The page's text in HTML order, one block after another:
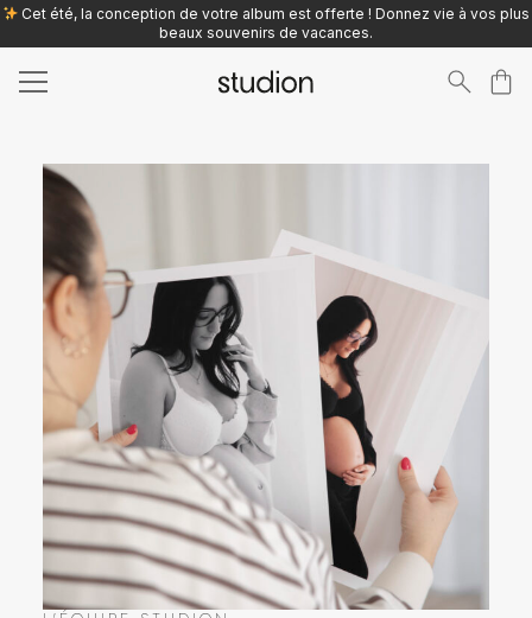
Cet été, la conception de votre album est offerte ! Donnez vie à vos plus
beaux souvenirs de vacances.